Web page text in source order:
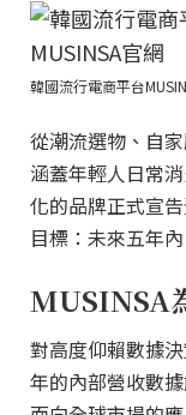
韓國流行電商平台
從潮流選物、自
涵蓋年輕人日常
化的品牌正式宣
目標：未來五年
MUSINSA
對高度仰賴數據
年的內部營收數